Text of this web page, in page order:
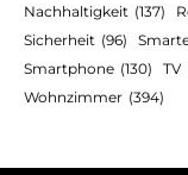
Nachhaltigkeit (137)
Sicherheit (96)
Smartphone (130) TV
Wohnzimmer (394)